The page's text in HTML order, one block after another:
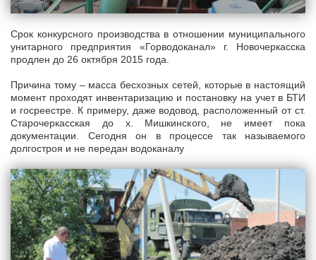
Срок конкурсного производства в отношении муниципального
унитарного предприятия «Горводоканал» г. Новочеркасска
продлен до 26 октября 2015 года.
Причина тому – масса бесхозных сетей, которые в настоящий
момент проходят инвентаризацию и постановку на учет в БТИ
и госреестре. К примеру, даже водовод, расположенный от ст.
Старочеркасская до х. Мишкинского, не имеет пока
документации. Сегодня он в процессе так называемого
долгостроя и не передан водоканалу